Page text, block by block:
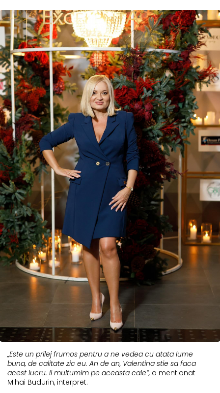
„Este un prilej frumos pentru a ne vedea cu atata lume
buna, de calitate zic eu. An de an, Valentina stie sa faca
acest lucru. Ii multumim pe aceasta cale”, a mentionat
Mihai Budurin, interpret.